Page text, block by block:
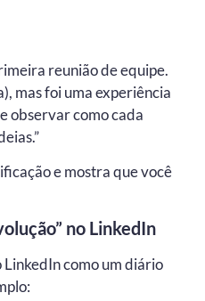
reunião de equipe.
mas foi uma experiência
observar como cada
e mostra que você
no LinkedIn
LinkedIn como um diário